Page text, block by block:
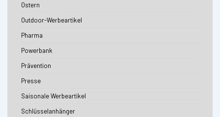
Ostern
Outdoor-Werbeartikel
Pharma
Powerbank
Prävention
Presse
Saisonale Werbeartikel
Schlüsselanhänger